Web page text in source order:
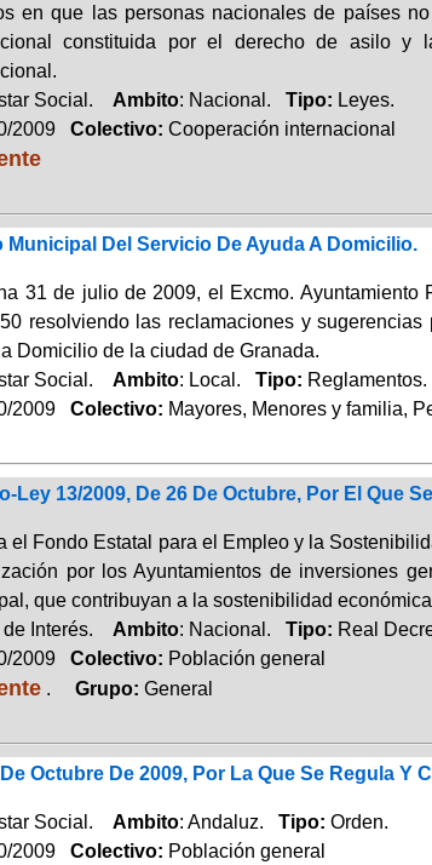
en que las personas nacionales de países
constituida por el derecho de asilo y
Social. Ambito: Nacional. Tipo: Leyes.
2009Colectivo: Cooperación internacional
Municipal Del Servicio De Ayuda A Domicilio.
31 de julio de 2009, el Excmo.
resolviendo las reclamaciones y
Domicilio de la ciudad de Granada.
Social. Ambito: Local. Tipo: Reglamentos.
2009Colectivo: Mayores, Menores y familia,
Ley 13/2009, De 26 De Octubre, Por El Que
el Fondo Estatal para el Empleo y la
por los Ayuntamientos de inversiones
que contribuyan a la sostenibilidad
de Interés. Ambito: Nacional. Tipo: Real
2009Colectivo: Población general
. Grupo: General
Octubre De 2009, Por La Que Se Regula
Social. Ambito: Andaluz. Tipo: Orden.
2009Colectivo: Población general